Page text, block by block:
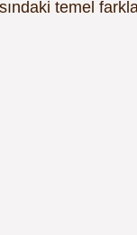
temel